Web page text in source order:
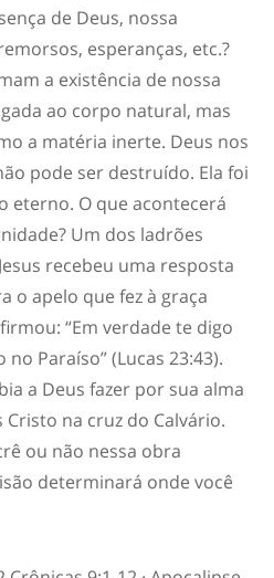
de Deus, nossa
esperanças, etc.?
a existência de nossa
ao corpo natural, mas
a matéria inerte. Deus nos
pode ser destruído. Ela foi
eterno. O que acontecerá
Um dos ladrões
recebeu uma resposta
o apelo que fez à graça
“Em verdade te digo
Paraíso” (Lucas 23:43).
a Deus fazer por sua alma
Cristo na cruz do Calvário.
ou não nessa obra
determinará onde você